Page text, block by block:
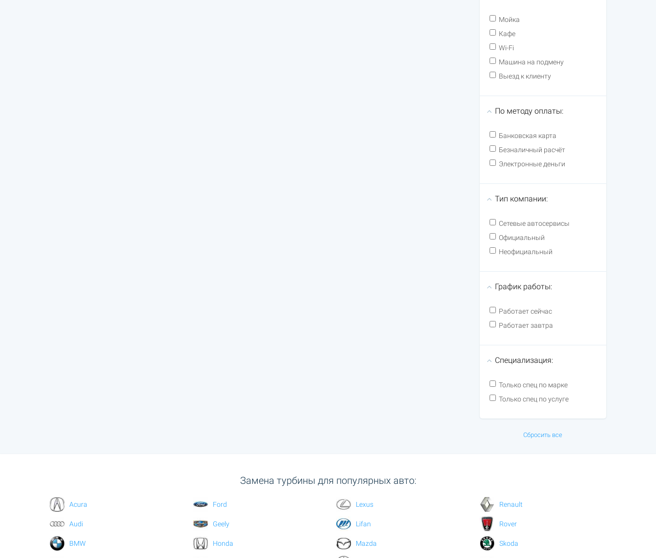
Мойка
Кафе
Wi-Fi
Машина на подмену
Выезд к клиенту
По методу оплаты:
Банковская карта
Безналичный расчёт
Электронные деньги
Тип компании:
Сетевые автосервисы
Официальный
Неофициальный
График работы:
Работает сейчас
Работает завтра
Специализация:
Только спец по марке
Только спец по услуге
Сбросить все
Замена турбины для популярных авто:
Acura
Audi
BMW
Ford
Geely
Honda
Lexus
Lifan
Mazda
Renault
Rover
Skoda